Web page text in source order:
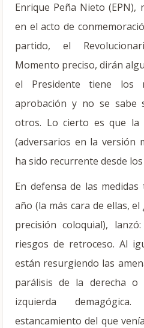
Enrique Peña Nieto (EPN),
en el acto de
partido, el
Momento preciso, dirán
el Presidente tiene los
aprobación y no se sabe
otros. Lo cierto es que la
(adversarios en la versión
ha sido recurrente desde
En defensa de las
año (la más cara de ellas, el
precisión coloquial),
riesgos de retroceso. Al
están resurgiendo las
parálisis de la derecha
izquierda
estancamiento del que